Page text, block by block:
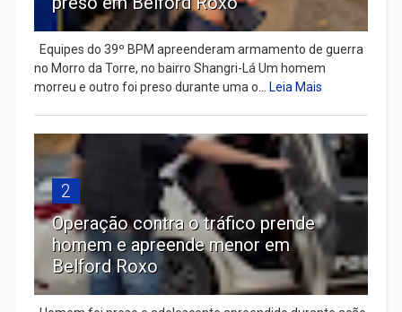
Equipes do 39º BPM apreenderam armamento de guerra
no Morro da Torre, no bairro Shangri-Lá Um homem
morreu e outro foi preso durante uma o... Leia Mais
2
Operação contra o tráfico prende
homem e apreende menor em
Belford Roxo